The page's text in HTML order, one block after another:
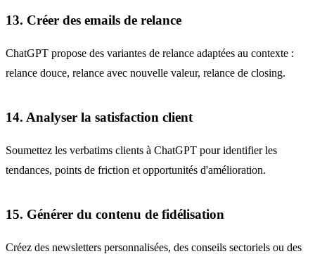
13. Créer des emails de relance
ChatGPT propose des variantes de relance adaptées au contexte :
relance douce, relance avec nouvelle valeur, relance de closing.
14. Analyser la satisfaction client
Soumettez les verbatims clients à ChatGPT pour identifier les
tendances, points de friction et opportunités d'amélioration.
15. Générer du contenu de fidélisation
Créez des newsletters personnalisées, des conseils sectoriels ou des